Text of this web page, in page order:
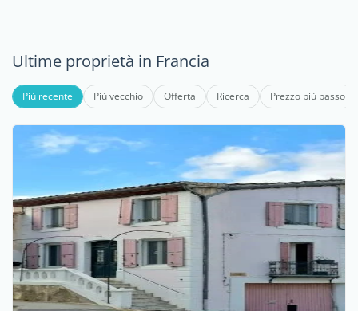
Ultime proprietà in Francia
Più recente Più vecchio Offerta Ricerca Prezzo più basso